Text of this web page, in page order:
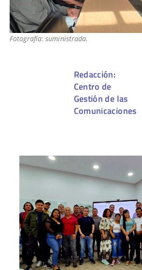
Fotografía: suministrada.
Redacción:
Centro de
Gestión de las
Comunicaciones